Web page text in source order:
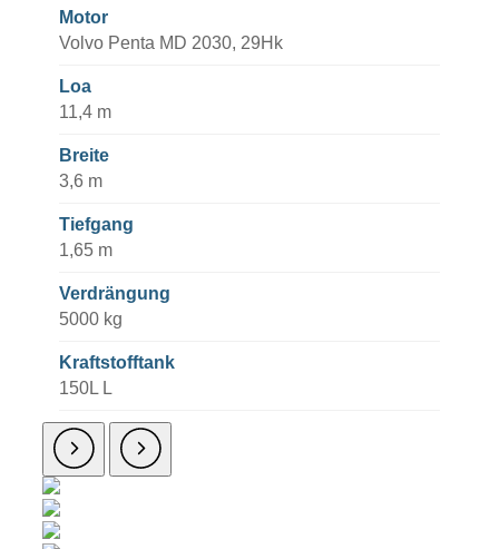
Motor
Volvo Penta MD 2030, 29Hk
Loa
11,4 m
Breite
3,6 m
Tiefgang
1,65 m
Verdrängung
5000 kg
Kraftstofftank
150L L